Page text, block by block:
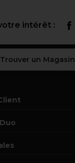
intérêt :
Trouver un Magasin